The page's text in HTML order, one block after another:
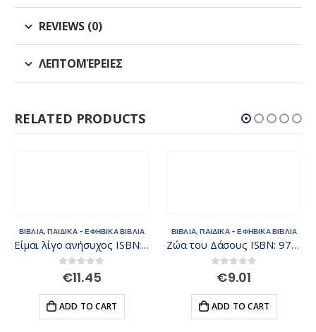
REVIEWS (0)
ΛΕΠΤΟΜΈΡΕΙΕΣ
RELATED PRODUCTS
ΒΙΒΛΙΑ,ΠΑΙΔΙΚΑ - ΕΦΗΒΙΚΑ ΒΙΒΛΙΑ
Είμαι λίγο ανήσυχος ISBN: 9789605933623
out of 5
€11.45
ADD TO CART
ΒΙΒΛΙΑ,ΠΑΙΔΙΚΑ - ΕΦΗΒΙΚΑ ΒΙΒΛΙΑ
Ζώα του Δάσους ISBN: 9789605933302
out of 5
€9.01
ADD TO CART